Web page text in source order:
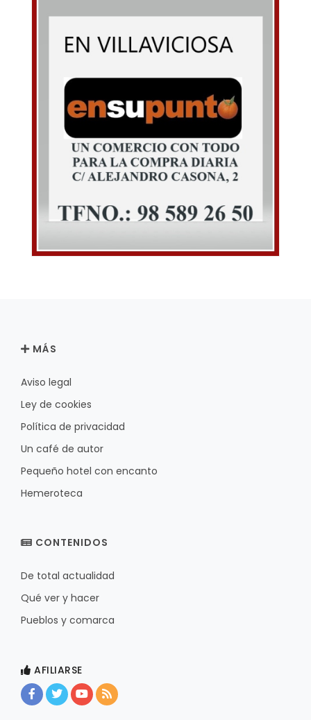
MÁS
Aviso legal
Ley de cookies
Política de privacidad
Un café de autor
Pequeño hotel con encanto
Hemeroteca
CONTENIDOS
De total actualidad
Qué ver y hacer
Pueblos y comarca
AFILIARSE